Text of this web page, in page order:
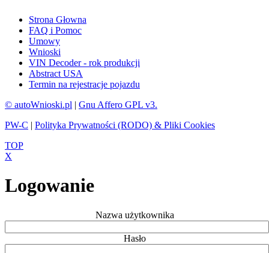
Strona Głowna
FAQ i Pomoc
Umowy
Wnioski
VIN Decoder - rok produkcji
Abstract USA
Termin na rejestracje pojazdu
© autoWnioski.pl | Gnu Affero GPL v3.
PW-C | Polityka Prywatności (RODO) & Pliki Cookies
TOP
X
Logowanie
Nazwa użytkownika
Hasło